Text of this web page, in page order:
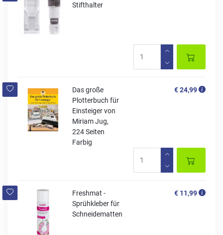
Stifthalter
Das große
Plotterbuch für
Einsteiger von
Miriam Jug,
224 Seiten
Farbig
€ 24,99
Freshmat -
Sprühkleber für
Schneidematten
€ 11,99